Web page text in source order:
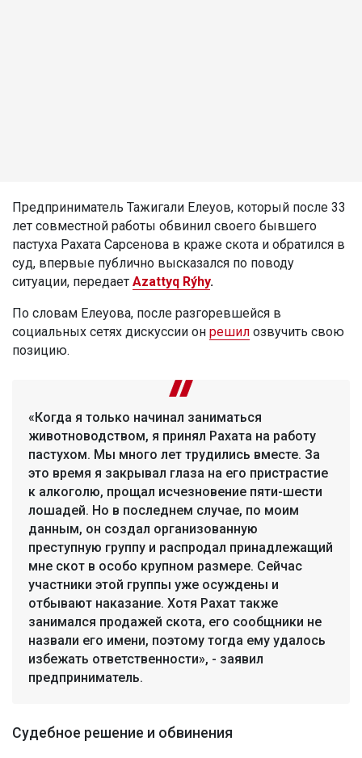
Предприниматель Тажигали Елеуов, который после 33
лет совместной работы обвинил своего бывшего
пастуха Рахата Сарсенова в краже скота и обратился в
суд, впервые публично высказался по поводу
ситуации, передает Azattyq Rýhy.
По словам Елеуова, после разгоревшейся в
социальных сетях дискуссии он решил озвучить свою
позицию.
«Когда я только начинал заниматься
животноводством, я принял Рахата на работу
пастухом. Мы много лет трудились вместе. За
это время я закрывал глаза на его пристрастие
к алкоголю, прощал исчезновение пяти-шести
лошадей. Но в последнем случае, по моим
данным, он создал организованную
преступную группу и распродал принадлежащий
мне скот в особо крупном размере. Сейчас
участники этой группы уже осуждены и
отбывают наказание. Хотя Рахат также
занимался продажей скота, его сообщники не
назвали его имени, поэтому тогда ему удалось
избежать ответственности», - заявил
предприниматель.
Судебное решение и обвинения